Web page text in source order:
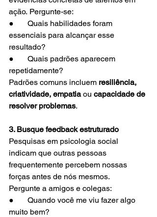
ação. Pergunte-se:
●       Quais habilidades foram
essenciais para alcançar esse
resultado?
●       Quais padrões aparecem
repetidamente?
Padrões comuns incluem resiliência,
criatividade, empatia ou capacidade de
resolver problemas.
3. Busque feedback estruturado
Pesquisas em psicologia social
indicam que outras pessoas
frequentemente percebem nossas
forças antes de nós mesmos.
Pergunte a amigos e colegas:
●       Quando você me viu fazer algo
muito bem?